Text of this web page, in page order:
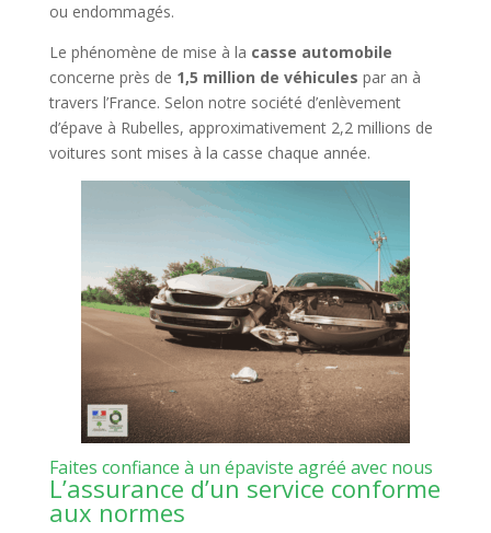
ou endommagés.
Le phénomène de mise à la casse automobile
concerne près de 1,5 million de véhicules par an à
travers l’France. Selon notre société d’enlèvement
d’épave à Rubelles, approximativement 2,2 millions de
voitures sont mises à la casse chaque année.
Faites confiance à un épaviste agréé avec nous
L’assurance d’un service conforme
aux normes